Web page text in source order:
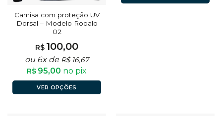
Camisa com proteção UV
Dorsal – Modelo Robalo
02
R$ 100,00
ou 6x de R$ 16,67
R$ 95,00 no pix
VER OPÇÕES